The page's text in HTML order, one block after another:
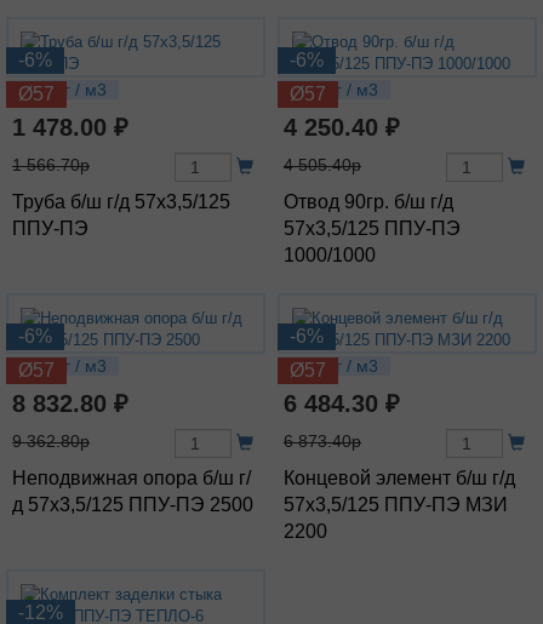
-6%
Ø57
6.41 кг / м3
1 478.00 ₽
1 566.70р
Труба б/ш г/д 57х3,5/125
ППУ-ПЭ
-6%
Ø57
12.8 кг / м3
4 250.40 ₽
4 505.40р
Отвод 90гр. б/ш г/д
57х3,5/125 ППУ-ПЭ
1000/1000
-6%
Ø57
18.9 кг / м3
8 832.80 ₽
9 362.80р
Неподвижная опора б/ш г/
д 57х3,5/125 ППУ-ПЭ 2500
-6%
Ø57
13.6 кг / м3
6 484.30 ₽
6 873.40р
Концевой элемент б/ш г/д
57х3,5/125 ППУ-ПЭ МЗИ
2200
-12%